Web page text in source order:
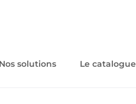
Nos solutions Le catalogue